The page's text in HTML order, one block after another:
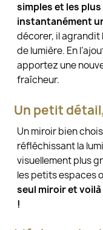
simples et les
instantanément
décorer, il agrandit
de lumière. En
apportez une
fraîcheur.
Un petit
Un miroir bien
réfléchissant la
visuellement plus
les petits espaces
seul miroir et
!